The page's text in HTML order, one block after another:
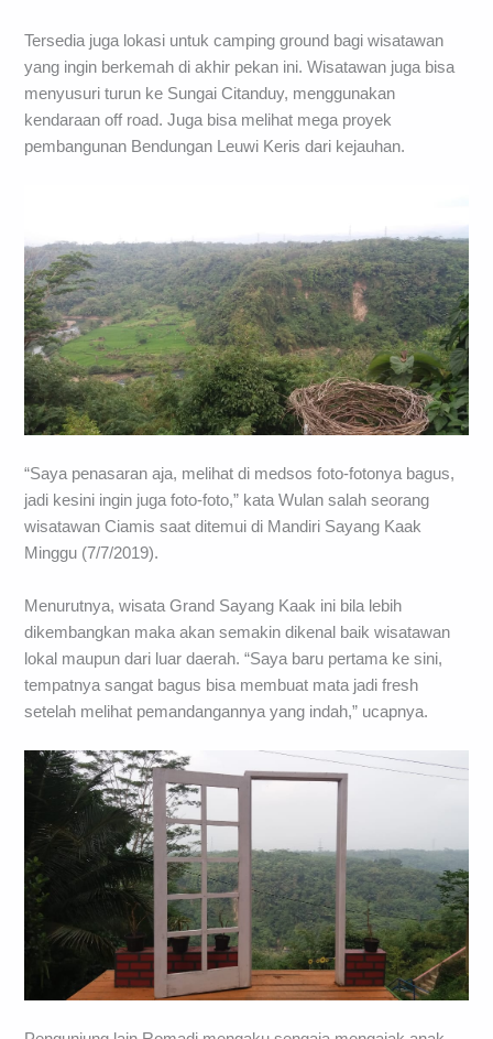
Tersedia juga lokasi untuk camping ground bagi wisatawan
yang ingin berkemah di akhir pekan ini. Wisatawan juga bisa
menyusuri turun ke Sungai Citanduy, menggunakan
kendaraan off road. Juga bisa melihat mega proyek
pembangunan Bendungan Leuwi Keris dari kejauhan.
“Saya penasaran aja, melihat di medsos foto-fotonya bagus,
jadi kesini ingin juga foto-foto,” kata Wulan salah seorang
wisatawan Ciamis saat ditemui di Mandiri Sayang Kaak
Minggu (7/7/2019).
Menurutnya, wisata Grand Sayang Kaak ini bila lebih
dikembangkan maka akan semakin dikenal baik wisatawan
lokal maupun dari luar daerah. “Saya baru pertama ke sini,
tempatnya sangat bagus bisa membuat mata jadi fresh
setelah melihat pemandangannya yang indah,” ucapnya.